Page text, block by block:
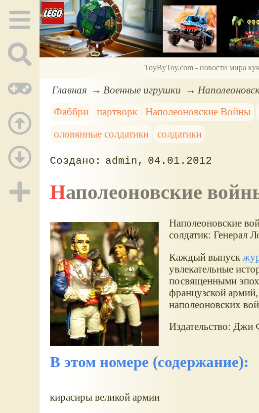
ToyByToy.com - новости мира
Главная Военные игрушки
Фаббри
партворк Наполеоновские Войны
оловянные солдатики
солдатики
admin 04.01.2012
Наполеоновские
Наполеоновские
солдатик: Генерал
Каждый выпуск
увлекательные
посвященными
французской
наполеоновских
Издательство: Джи
В этом номере (содержание):
кирасиры великой армии